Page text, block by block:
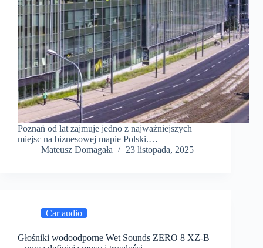
Poznań od lat zajmuje jedno z najważniejszych
miejsc na biznesowej mapie Polski.…
Mateusz Domagała
23 listopada, 2025
Car audio
Głośniki wodoodporne Wet Sounds ZERO 8 XZ-B